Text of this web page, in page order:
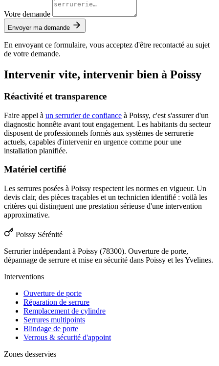
Votre demande
Envoyer ma demande
En envoyant ce formulaire, vous acceptez d'être recontacté au sujet
de votre demande.
Intervenir vite, intervenir bien à Poissy
Réactivité et transparence
Faire appel à un serrurier de confiance à Poissy, c'est s'assurer d'un
diagnostic honnête avant tout engagement. Les habitants du secteur
disposent de professionnels formés aux systèmes de serrurerie
actuels, capables d'intervenir en urgence comme pour une
installation planifiée.
Matériel certifié
Les serrures posées à Poissy respectent les normes en vigueur. Un
devis clair, des pièces traçables et un technicien identifié : voilà les
critères qui distinguent une prestation sérieuse d'une intervention
approximative.
Poissy Sérénité
Serrurier indépendant à Poissy (78300). Ouverture de porte,
dépannage de serrure et mise en sécurité dans Poissy et les Yvelines.
Interventions
Ouverture de porte
Réparation de serrure
Remplacement de cylindre
Serrures multipoints
Blindage de porte
Verrous & sécurité d'appoint
Zones desservies